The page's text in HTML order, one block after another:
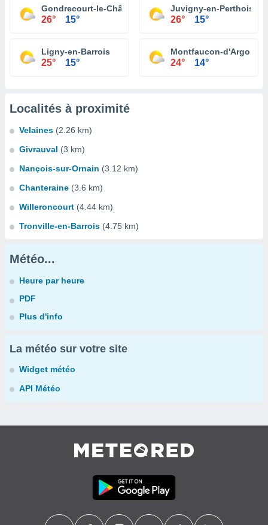
Gondrecourt-le-Château
26° 15°
Juvigny-en-Perthois
26° 15°
Ligny-en-Barrois
25° 15°
Montfaucon-d'Argonne
24° 14°
Localités à proximité
Velaines (2.26 km)
Givrauval (3 km)
Nançois-sur-Ornain (3.12 km)
Chanteraine (3.6 km)
Willeroncourt (4.44 km)
Tronville-en-Barrois (4.75 km)
Météo...
Heure par heure
PDF
Plus d'info
La météo sur votre site
Widget météo
API Météo